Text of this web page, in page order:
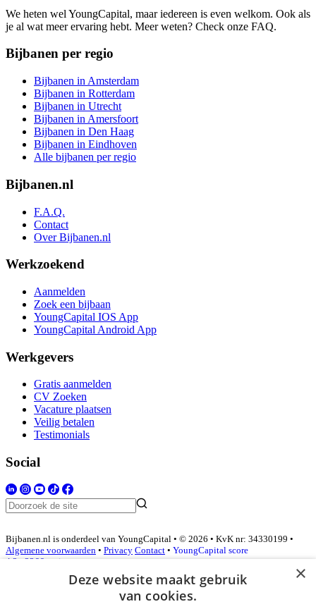
We heten wel YoungCapital, maar iedereen is even welkom. Ook als
je al wat meer ervaring hebt. Meer weten? Check onze FAQ.
Bijbanen per regio
Bijbanen in Amsterdam
Bijbanen in Rotterdam
Bijbanen in Utrecht
Bijbanen in Amersfoort
Bijbanen in Den Haag
Bijbanen in Eindhoven
Alle bijbanen per regio
Bijbanen.nl
F.A.Q.
Contact
Over Bijbanen.nl
Werkzoekend
Aanmelden
Zoek een bijbaan
YoungCapital IOS App
YoungCapital Android App
Werkgevers
Gratis aanmelden
CV Zoeken
Vacature plaatsen
Veilig betalen
Testimonials
Social
Bijbanen.nl is onderdeel van YoungCapital • © 2026 • KvK nr: 34330199 •
Algemene voorwaarden • Privacy Contact • YoungCapital score
4.3 - 3366 reviews
×
Deze website maakt gebruik
van cookies.